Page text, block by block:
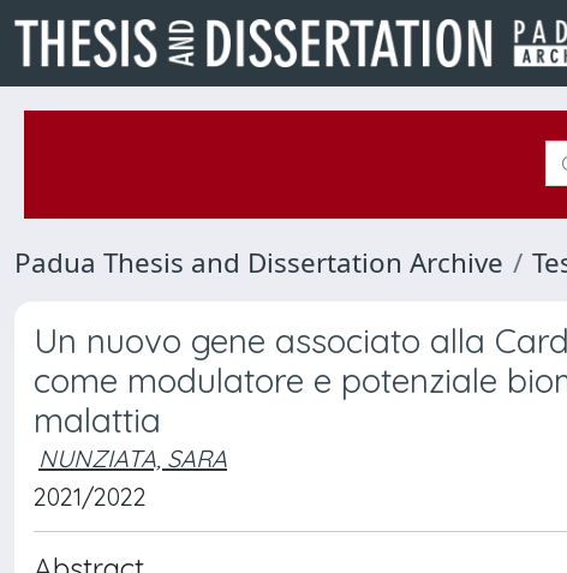
Padua Thesis and Dissertation Archive
Un nuovo gene associato alla
come modulatore e potenziale
malattia
NUNZIATA, SARA
2021/2022